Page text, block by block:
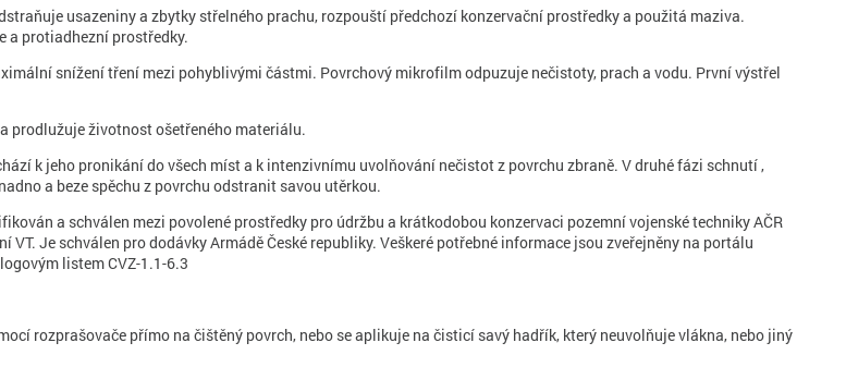
usazeniny a zbytky střelného prachu, rozpouští předchozí konzervační prostředky a použitá maziva.
a protiadhezní prostředky.
snížení tření mezi pohyblivými částmi. Povrchový mikrofilm odpuzuje nečistoty, prach a vodu. První výstřel
prodlužuje životnost ošetřeného materiálu.
k jeho pronikání do všech míst a k intenzivnímu uvolňování nečistot z povrchu zbraně. V druhé fázi schnutí ,
a beze spěchu z povrchu odstranit savou utěrkou.
a schválen mezi povolené prostředky pro údržbu a krátkodobou konzervaci pozemní vojenské techniky AČR
Je schválen pro dodávky Armádě České republiky. Veškeré potřebné informace jsou zveřejněny na portálu
listem CVZ-1.1-6.3
rozprašovače přímo na čištěný povrch, nebo se aplikuje na čisticí savý hadřík, který neuvolňuje vlákna, nebo jiný